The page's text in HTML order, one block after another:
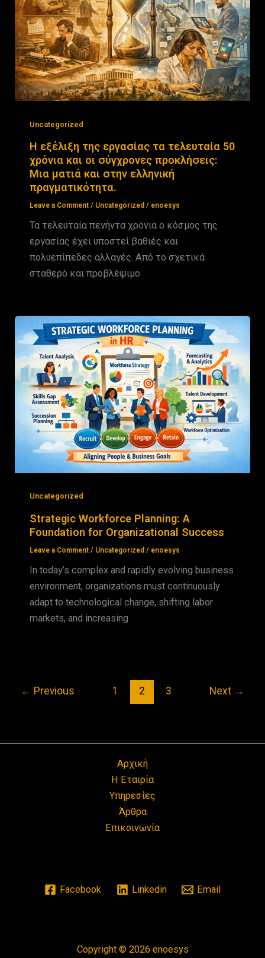
Uncategorized
Η εξέλιξη της εργασίας τα τελευταία 50
χρόνια και οι σύγχρονες προκλήσεις:
Μια ματιά και στην ελληνική
πραγματικότητα.
Leave a Comment / Uncategorized / enoesys
Τα τελευταία πενήντα χρόνια ο κόσμος της
εργασίας έχει υποστεί βαθιές και
πολυεπίπεδες αλλαγές. Από το σχετικά
σταθερό και προβλέψιμο
Uncategorized
Strategic Workforce Planning: A
Foundation for Organizational Success
Leave a Comment / Uncategorized / enoesys
In today’s complex and rapidly evolving business
environment, organizations must continuously
adapt to technological change, shifting labor
markets, and increasing
← Previous 1 2 3 Next →
Αρχική
Η Εταιρία
Υπηρεσίες
Άρθρα
Επικοινωνία
Facebook Linkedin Email
Copyright © 2026 enoesys